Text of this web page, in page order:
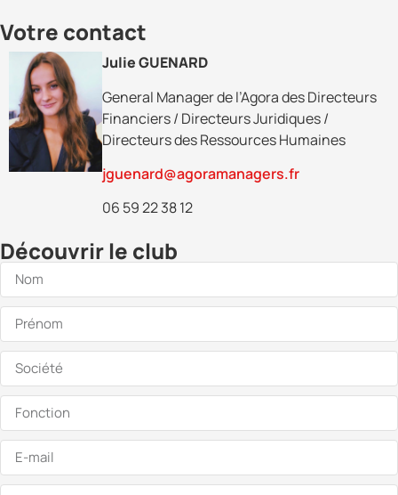
Votre contact
Julie GUENARD
General Manager de l’Agora des Directeurs
Financiers / Directeurs Juridiques /
Directeurs des Ressources Humaines
jguenard@agoramanagers.fr
06 59 22 38 12
Découvrir le club